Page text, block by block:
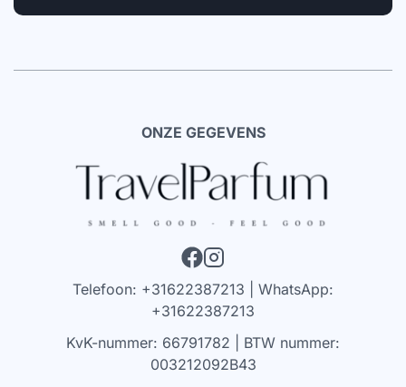
ONZE GEGEVENS
Telefoon: +31622387213 | WhatsApp:
+31622387213
KvK-nummer: 66791782 | BTW nummer:
003212092B43